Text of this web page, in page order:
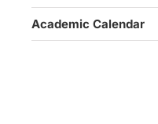
Academic Calendar